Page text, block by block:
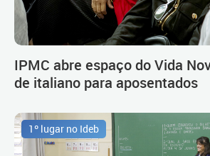
IPMC abre espaço do Vida
de italiano para aposentados
1º lugar no Ideb